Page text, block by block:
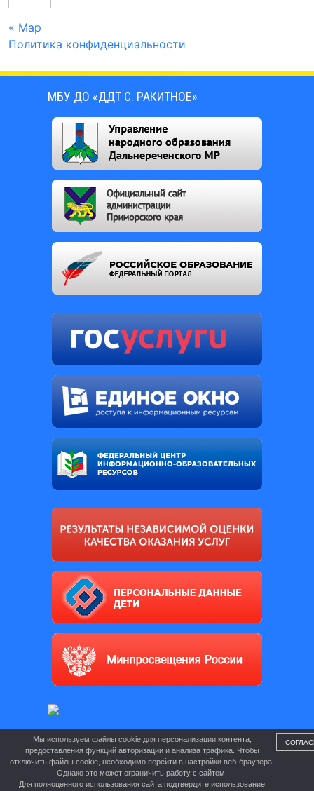
« Мар
Политика конфиденциальности
МБУ ДО «ДДТ С. РАКИТНОЕ»
Мы используем файлы cookie для персонализации контента,
предоставления функций авторизации и анализа трафика. Чтобы
отключить файлы cookie, необходимо перейти в настройки веб-браузера.
Однако это может ограничить работу с сайтом.
Для полноценного использования сайта подтвердите использование